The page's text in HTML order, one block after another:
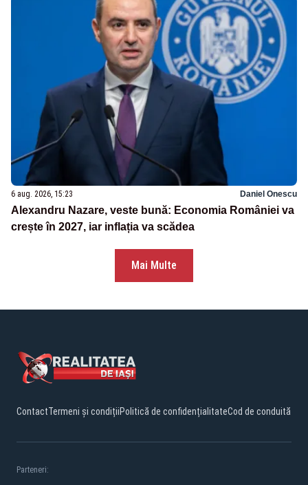
6 aug. 2026, 15:23 Daniel Onescu
Alexandru Nazare, veste bună: Economia României va
crește în 2027, iar inflația va scădea
Mai Multe
ContactTermeni și condițiiPolitică de confidențialitateCod de conduită
Parteneri: